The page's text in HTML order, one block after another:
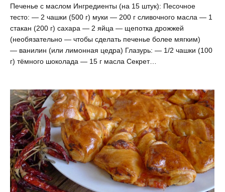
Печенье с маслом Ингредиенты (на 15 штук): Песочное
тесто: — 2 чашки (500 г) муки — 200 г сливочного масла — 1
стакан (200 г) сахара — 2 яйца — щепотка дрожжей
(необязательно — чтобы сделать печенье более мягким)
— ванилин (или лимонная цедра) Глазурь: — 1/2 чашки (100
г) тёмного шоколада — 15 г масла Секрет…